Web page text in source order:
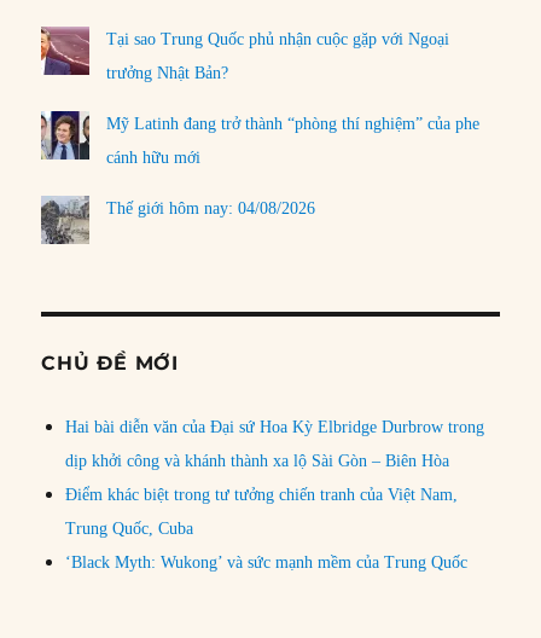
Tại sao Trung Quốc phủ nhận cuộc gặp với Ngoại
trưởng Nhật Bản?
Mỹ Latinh đang trở thành “phòng thí nghiệm” của phe
cánh hữu mới
Thế giới hôm nay: 04/08/2026
CHỦ ĐỀ MỚI
Hai bài diễn văn của Đại sứ Hoa Kỳ Elbridge Durbrow trong
dịp khởi công và khánh thành xa lộ Sài Gòn – Biên Hòa
Điểm khác biệt trong tư tưởng chiến tranh của Việt Nam,
Trung Quốc, Cuba
‘Black Myth: Wukong’ và sức mạnh mềm của Trung Quốc